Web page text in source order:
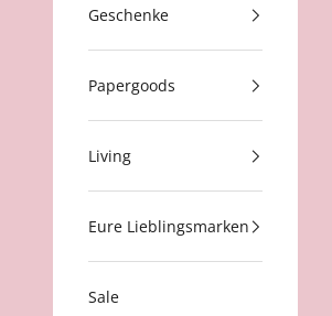
Geschenke
Papergoods
Living
Eure Lieblingsmarken
Sale